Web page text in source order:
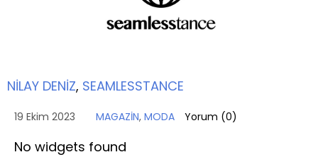
NİLAY DENİZ, SEAMLESSTANCE
19 Ekim 2023 MAGAZİN, MODA Yorum (0)
No widgets found